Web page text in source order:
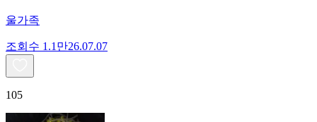
울가족
조회수 1.1만26.07.07
105